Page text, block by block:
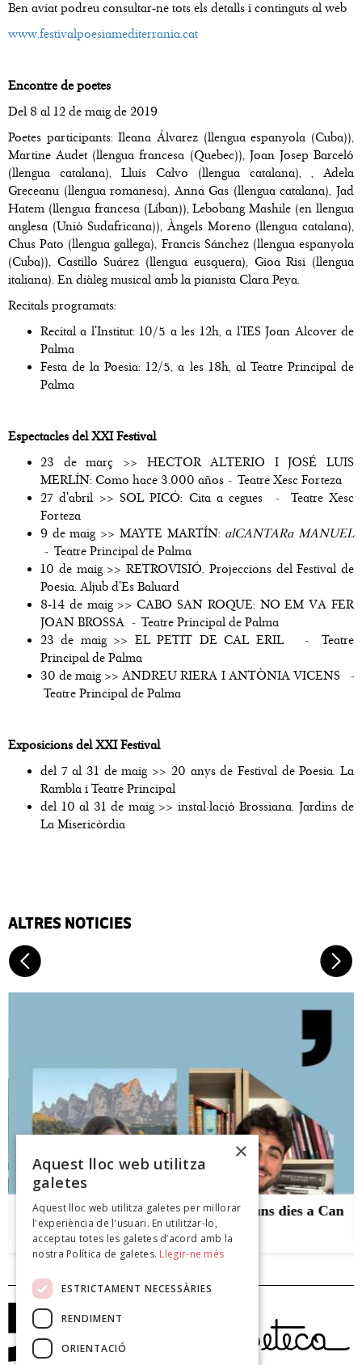
Ben aviat podreu consultar-ne tots els detalls i continguts al web
www.festivalpoesiamediterrania.cat
Encontre de poetes
Del 8 al 12 de maig de 2019
Poetes participants: Ileana Álvarez (llengua espanyola (Cuba)),
Martine Audet (llengua francesa (Quebec)), Joan Josep Barceló
(llengua catalana), Lluís Calvo (llengua catalana), , Adela
Greceanu (llengua romanesa), Anna Gas (llengua catalana), Jad
Hatem (llengua francesa (Líban)), Lebobang Mashile (en llengua
anglesa (Unió Sudafricana)), Àngels Moreno (llengua catalana),
Chus Pato (llengua gallega), Francis Sánchez (llengua espanyola
(Cuba)), Castillo Suárez (llengua eusquera), Gioa Risi (llengua
italiana). En diàleg musical amb la pianista Clara Peya.
Recitals programats:
Recital a l'Institut: 10/5 a les 12h, a l'IES Joan Alcover de
Palma
Festa de la Poesia: 12/5, a les 18h, al Teatre Principal de
Palma
Espectacles del XXI Festival
23 de març >> HECTOR ALTERIO I JOSÉ LUIS
MERLÍN: Como hace 3.000 años - Teatre Xesc Forteza
27 d'abril >> SOL PICÓ: Cita a cegues - Teatre Xesc
Forteza
9 de maig >> MAYTE MARTÍN: alCANTARa MANUEL
- Teatre Principal de Palma
10 de maig >> RETROVISIÓ. Projeccions del Festival de
Poesia. Aljub d'Es Baluard
8-14 de maig >> CABO SAN ROQUE: NO EM VA FER
JOAN BROSSA - Teatre Principal de Palma
23 de maig >> EL PETIT DE CAL ERIL-Teatre
Principal de Palma
30 de maig >> ANDREU RIERA I ANTÒNIA VICENS-
Teatre Principal de Palma
Exposicions del XXI Festival
del 7 al 31 de maig >> 20 anys de Festival de Poesia. La
Rambla i Teatre Principal
del 10 al 31 de maig >> instal·lació Brossiana. Jardins de
La Misericòrdia
ALTRES NOTICIES
Ànnia López i Jordi Davó han passat uns dies a Can
Blai
×
Aquest lloc web utilitza
galetes
Aquest lloc web utilitza galetes per millorar
l'experiència de l'usuari. En utilitzar-lo,
acceptau totes les galetes d’acord amb la
nostra Política de galetes. Llegir-ne més
ESTRICTAMENT NECESSÀRIES
RENDIMENT
ORIENTACIÓ